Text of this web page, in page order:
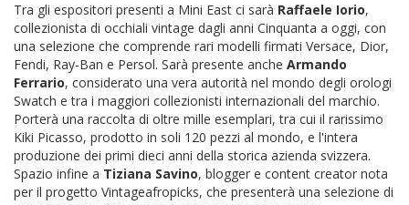
Tra gli espositori presenti a Mini East ci sarà Raffaele Iorio,
collezionista di occhiali vintage dagli anni Cinquanta a oggi, con
una selezione che comprende rari modelli firmati Versace, Dior,
Fendi, Ray-Ban e Persol. Sarà presente anche Armando
Ferrario, considerato una vera autorità nel mondo degli orologi
Swatch e tra i maggiori collezionisti internazionali del marchio.
Porterà una raccolta di oltre mille esemplari, tra cui il rarissimo
Kiki Picasso, prodotto in soli 120 pezzi al mondo, e l'intera
produzione dei primi dieci anni della storica azienda svizzera.
Spazio infine a Tiziana Savino, blogger e content creator nota
per il progetto Vintageafropicks, che presenterà una selezione di